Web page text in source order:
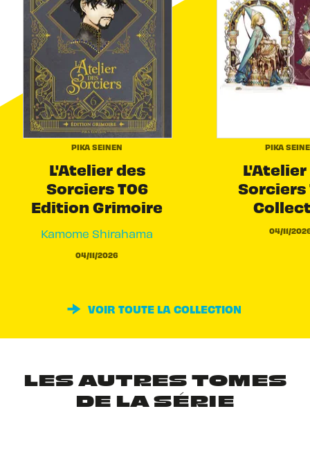
PIKA SEINEN
L'Atelier des
Sorciers T06
Edition Grimoire
Kamome Shirahama
04/11/2026
PIKA
L'Atelier
Sorciers
04/11/
VOIR TOUTE LA COLLECTION
LES AUTRES TOMES
DE LA SÉRIE